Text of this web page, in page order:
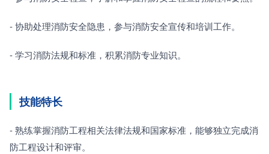
- 协助处理消防安全隐患，参与消防安全宣传和培训工作。
- 学习消防法规和标准，积累消防专业知识。
技能特长
- 熟练掌握消防工程相关法律法规和国家标准，能够独立完成消
防工程设计和评审。